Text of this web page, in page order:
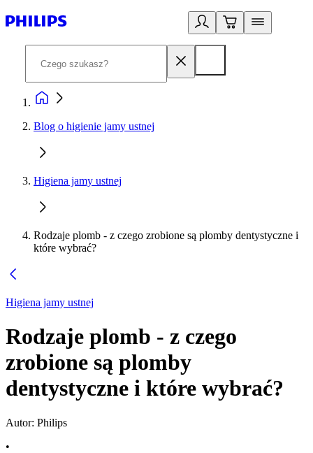
Blog o higienie jamy ustnej
Higiena jamy ustnej
Rodzaje plomb - z czego zrobione są plomby dentystyczne i
które wybrać?
Higiena jamy ustnej
Rodzaje plomb - z czego
zrobione są plomby
dentystyczne i które wybrać?
Autor: Philips
•